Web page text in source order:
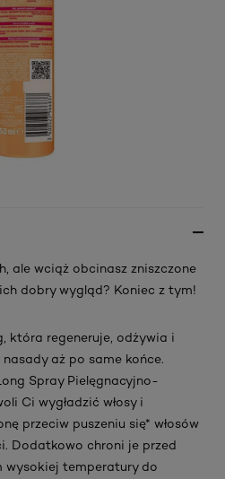
ale wciąż obcinasz zniszczone
dobry wygląd? Koniec z tym!
która regeneruje, odżywia i
nasady aż po same końce.
Spray Pielęgnacyjno-
Ci wygładzić włosy i
przeciw puszeniu się* włosów
Dodatkowo chroni je przed
wysokiej temperatury do